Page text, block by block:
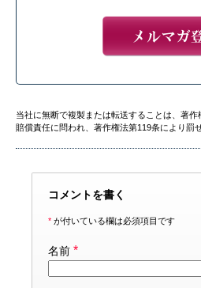
当社に無断で複製または転送することは、著
賠償責任に問われ、著作権法第119条により罰
コメントを書く
* が付いている欄は必須項目です
名前 *